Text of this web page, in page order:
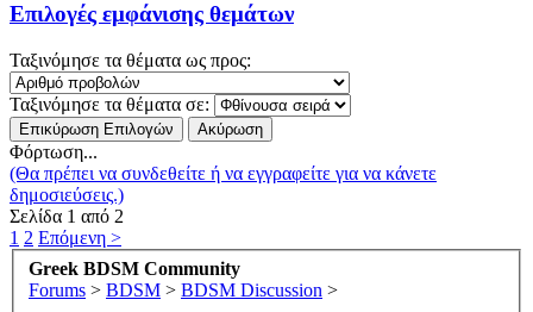
Επιλογές εμφάνισης θεμάτων
Ταξινόμησε τα θέματα ως προς:
Ταξινόμησε τα θέματα σε:
Φόρτωση...
(Θα πρέπει να συνδεθείτε ή να εγγραφείτε για να κάνετε
δημοσιεύσεις.)
Σελίδα 1 από 2
1 2 Επόμενη >
Greek BDSM Community
Forums > BDSM > BDSM Discussion >